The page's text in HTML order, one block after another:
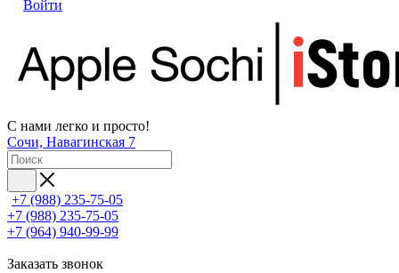
Войти
С нами легко и просто!
Сочи, Навагинская 7
+7 (988) 235-75-05
+7 (988) 235-75-05
+7 (964) 940-99-99
Заказать звонок